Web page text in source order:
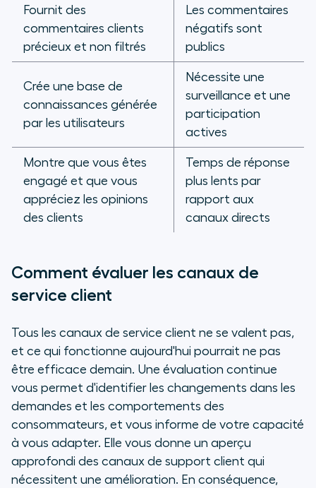
Fournit des
commentaires clients
précieux et non filtrés
Les commentaires
négatifs sont
publics
Crée une base de
connaissances générée
par les utilisateurs
Nécessite une
surveillance et une
participation
actives
Montre que vous êtes
engagé et que vous
appréciez les opinions
des clients
Temps de réponse
plus lents par
rapport aux
canaux directs
Comment évaluer les canaux de
service client
Tous les canaux de service client ne se valent pas,
et ce qui fonctionne aujourd'hui pourrait ne pas
être efficace demain. Une évaluation continue
vous permet d'identifier les changements dans les
demandes et les comportements des
consommateurs, et vous informe de votre capacité
à vous adapter. Elle vous donne un aperçu
approfondi des canaux de support client qui
nécessitent une amélioration. En conséquence,